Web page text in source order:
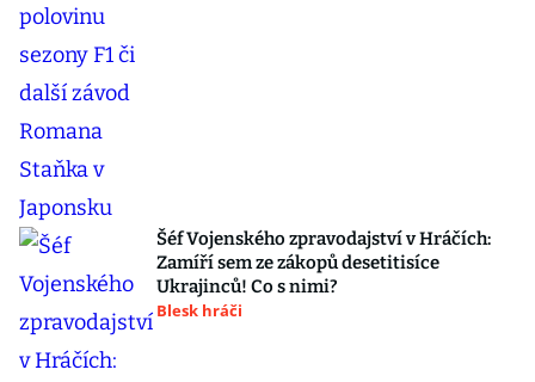
Šéf Vojenského zpravodajství v Hráčích:
Zamíří sem ze zákopů desetitisíce
Ukrajinců! Co s nimi?
Blesk hráči